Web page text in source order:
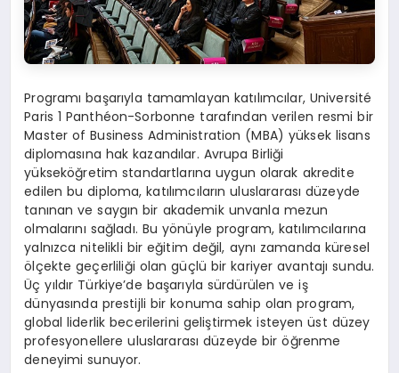
Programı başarıyla tamamlayan katılımcılar, Université
Paris 1 Panthéon-Sorbonne tarafından verilen resmi bir
Master of Business Administration (MBA) yüksek lisans
diplomasına hak kazandılar. Avrupa Birliği
yükseköğretim standartlarına uygun olarak akredite
edilen bu diploma, katılımcıların uluslararası düzeyde
tanınan ve saygın bir akademik unvanla mezun
olmalarını sağladı. Bu yönüyle program, katılımcılarına
yalnızca nitelikli bir eğitim değil, aynı zamanda küresel
ölçekte geçerliliği olan güçlü bir kariyer avantajı sundu.
Üç yıldır Türkiye’de başarıyla sürdürülen ve iş
dünyasında prestijli bir konuma sahip olan program,
global liderlik becerilerini geliştirmek isteyen üst düzey
profesyonellere uluslararası düzeyde bir öğrenme
deneyimi sunuyor.